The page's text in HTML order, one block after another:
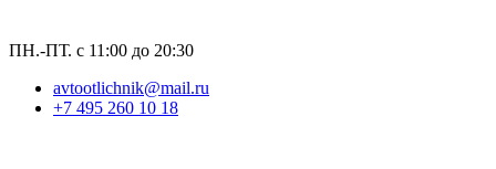
ПН.-ПТ. с 11:00 до 20:30
avtootlichnik@mail.ru
+7 495 260 10 18